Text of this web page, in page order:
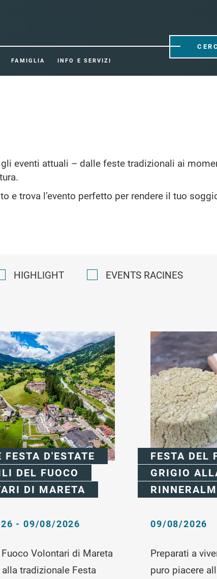
FAMIGLIA INFO E SERVIZI
eventi attuali – dalle feste tradizionali ai
e trova l’evento perfetto per rendere il tuo
HIGHLIGHT
EVENTS RACINES
FESTA D'ESTATE
DEL FUOCO
DI MARETA
- 09/08/2026
Volontari di Mareta
tradizionale Festa
FESTA DEL
GRIGIO
RINNERALM
09/08/2026
Preparati a
puro piacere